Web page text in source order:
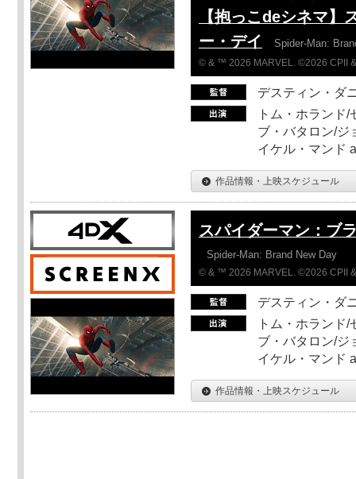
【抱っこdeシネマ】
ー・デイ
Spider-Man:
© & ™ 2026 MARVEL. ©2026 CPII
デスティン・ダ
トム・ホランド
ブ・バタロン/ジ
イケル・マンド
作品情報・上映スケジュール
スパイダーマン：ブ
Spider-Man: Brand New Day
© & ™ 2026 MARVEL. ©2026 CPII
デスティン・ダ
トム・ホランド
ブ・バタロン/ジ
イケル・マンド
作品情報・上映スケジュール